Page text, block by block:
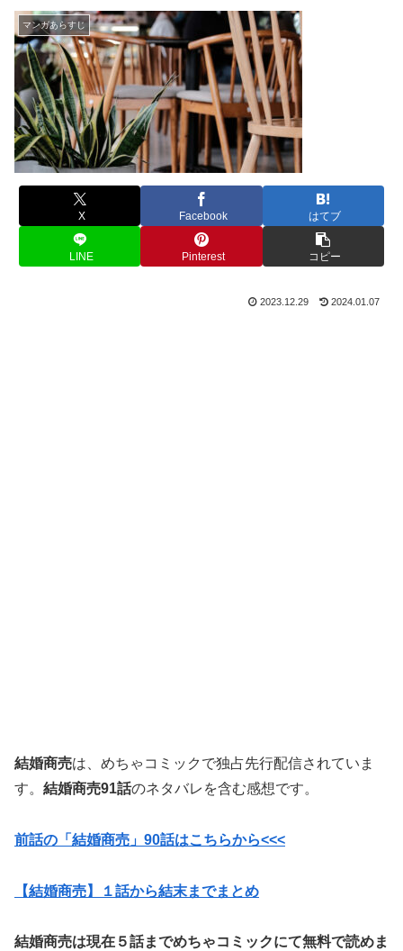
マンガあらすじ
X Facebook はてブ
LINE Pinterest コピー
2023.12.29 2024.01.07
結婚商売は、めちゃコミックで独占先行配信されていま
す。 結婚商売91話のネタバレを含む感想です。
前話の「結婚商売」90話はこちらから<<<
【結婚商売】１話から結末までまとめ
結婚商売は現在５話までめちゃコミックにて無料で読めま